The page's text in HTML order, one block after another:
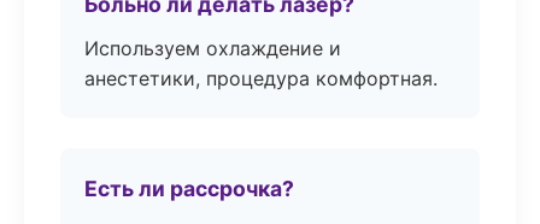
Используем охлаждение и
анестетики, процедура комфортная.
Есть ли рассрочка?